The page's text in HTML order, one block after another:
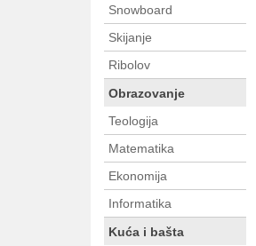
Snowboard
Skijanje
Ribolov
Obrazovanje
Teologija
Matematika
Ekonomija
Informatika
Kuća i bašta